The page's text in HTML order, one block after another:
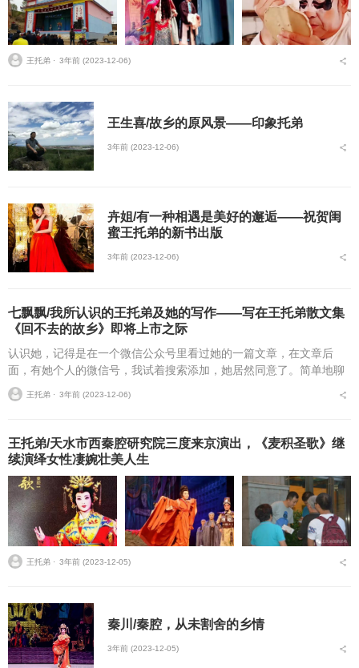
王托弟 ⋅ 3年前 (2023-12-06)
王生喜/故乡的原风景——印象托弟
3年前 (2023-12-06)
卉姐/有一种相遇是美好的邂逅——祝贺闺
蜜王托弟的新书出版
3年前 (2023-12-06)
七飘飘/我所认识的王托弟及她的写作——写在王托弟散文集
《回不去的故乡》即将上市之际
认识她，记得是在一个微信公众号里看过她的一篇文章，在文章后
面，有她个人的微信号，我试着搜索添加，她居然同意了。简单地聊
过几句后，我就去看她发在自己朋友圈里的文章。一篇篇都是她自己
写的散文，我竟然很能够...
王托弟 ⋅ 3年前 (2023-12-06)
王托弟/天水市西秦腔研究院三度来京演出，《麦积圣歌》继
续演绎女性凄婉壮美人生
王托弟 ⋅ 3年前 (2023-12-05)
秦川/秦腔，从未割舍的乡情
3年前 (2023-12-05)